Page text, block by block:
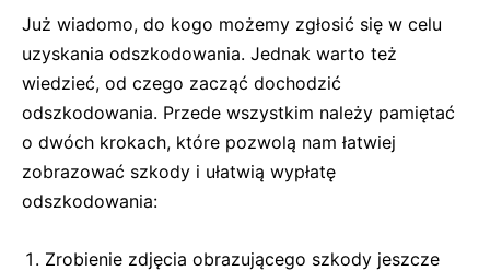
Już wiadomo, do kogo możemy zgłosić się w celu
uzyskania odszkodowania. Jednak warto też
wiedzieć, od czego zacząć dochodzić
odszkodowania. Przede wszystkim należy pamiętać
o dwóch krokach, które pozwolą nam łatwiej
zobrazować szkody i ułatwią wypłatę
odszkodowania:
Zrobienie zdjęcia obrazującego szkody jeszcze